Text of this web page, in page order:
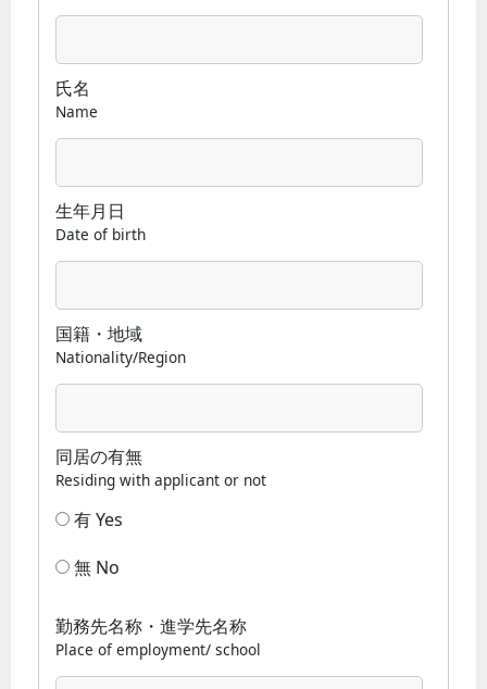
氏名
Name
生年月日
Date of birth
国籍・地域
Nationality/Region
同居の有無
Residing with applicant or not
有 Yes
無 No
勤務先名称・進学先名称
Place of employment/ school